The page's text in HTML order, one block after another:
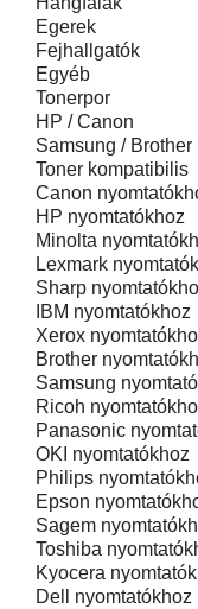
Egerek
Fejhallgatók
Egyéb
Tonerpor
HP / Canon
Samsung / Brother
Toner kompatibilis
Canon
HP nyomtatókhoz
Minolta
Lexmark
Sharp
IBM nyomtatókhoz
Xerox
Brother
Samsung
Ricoh
Panasonic
OKI nyomtatókhoz
Philips
Epson
Sagem
Toshiba
Kyocera
Dell nyomtatókhoz